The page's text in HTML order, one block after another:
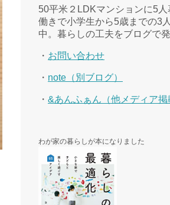
50平米２LDKマンションに5
働きで小学生から5歳までの3
中。暮らしの工夫をブログで発
・ お問い合わせ
・ note（別ブログ）
・ &あんふぁん（他メディア掲
わが家の暮らしが本になりました